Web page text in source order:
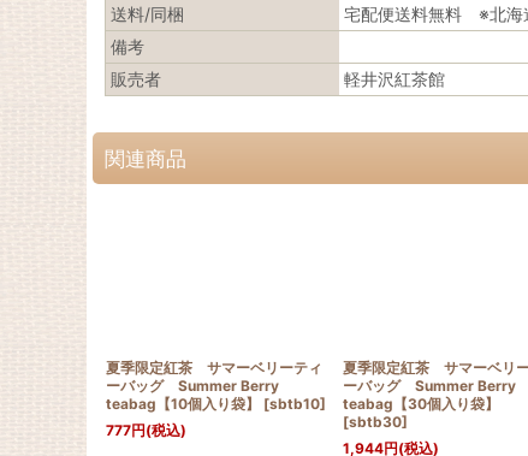
送料/同梱
宅配便送料無料 ※北海
備考
販売者
軽井沢紅茶館
関連商品
夏季限定紅茶 サマーベリーティ
ーバッグ Summer Berry
teabag【10個入り袋】
[sbtb10]
777円(税込)
夏季限定紅茶 サマーベリ
ーバッグ Summer Berry
teabag【30個入り袋】
[sbtb30]
1,944円(税込)